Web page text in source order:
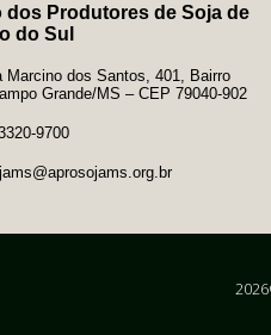
dos Produtores de Soja de
do Sul
Marcino dos Santos, 401, Bairro
Grande/MS – CEP 79040-902
9700